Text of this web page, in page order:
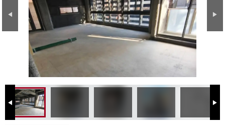
Previous Next
Previous Next